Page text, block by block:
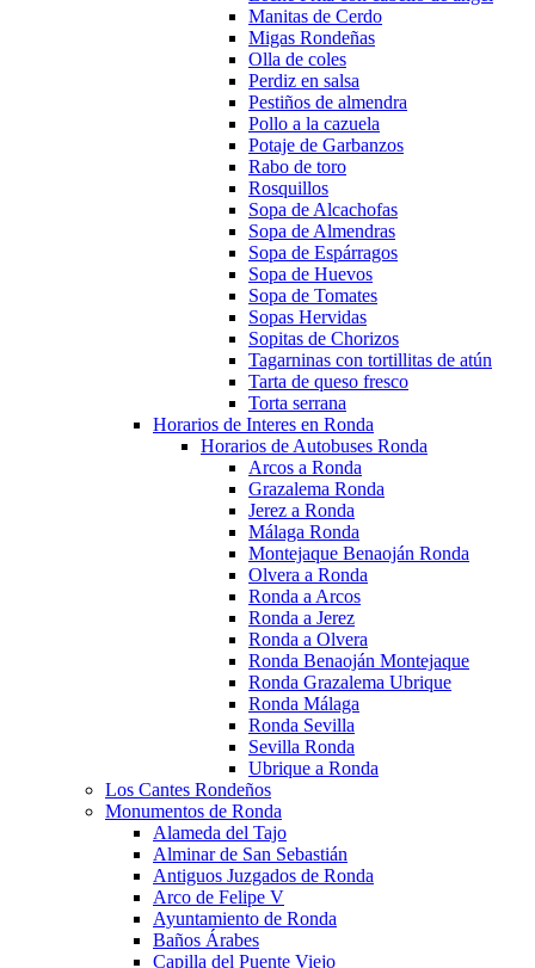
Manitas de Cerdo
Migas Rondeñas
Olla de coles
Perdiz en salsa
Pestiños de almendra
Pollo a la cazuela
Potaje de Garbanzos
Rabo de toro
Rosquillos
Sopa de Alcachofas
Sopa de Almendras
Sopa de Espárragos
Sopa de Huevos
Sopa de Tomates
Sopas Hervidas
Sopitas de Chorizos
Tagarninas con tortillitas de atún
Tarta de queso fresco
Torta serrana
Horarios de Interes en Ronda
Horarios de Autobuses Ronda
Arcos a Ronda
Grazalema Ronda
Jerez a Ronda
Málaga Ronda
Montejaque Benaoján Ronda
Olvera a Ronda
Ronda a Arcos
Ronda a Jerez
Ronda a Olvera
Ronda Benaoján Montejaque
Ronda Grazalema Ubrique
Ronda Málaga
Ronda Sevilla
Sevilla Ronda
Ubrique a Ronda
Los Cantes Rondeños
Monumentos de Ronda
Alameda del Tajo
Alminar de San Sebastián
Antiguos Juzgados de Ronda
Arco de Felipe V
Ayuntamiento de Ronda
Baños Árabes
Capilla del Puente Viejo